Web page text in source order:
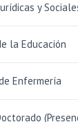
y
la Educación
Enfermería